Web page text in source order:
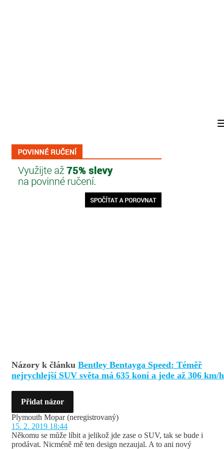
Názory k článku Bentley Bentayga Speed: Téměř
nejrychlejší SUV světa má 635 koní a jede až 306 km/h
Přidat názor
Plymouth Mopar (neregistrovaný)
15. 2. 2019 18:44
Někomu se může líbit a jelikož jde zase o SUV, tak se bude i
prodávat. Nicméně mě ten design nezaujal. A to ani nový